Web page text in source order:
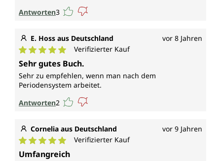
Antworten3
E. Hoss aus Deutschland vor 8 Jahren
Durchschnittliche Bewertung von 5 von 5 Sternen
Verifizierter Kauf
Sehr gutes Buch.
Sehr zu empfehlen, wenn man nach dem
Periodensystem arbeitet.
Antworten2
Cornelia aus Deutschland vor 9 Jahren
Durchschnittliche Bewertung von 5 von 5 Sternen
Verifizierter Kauf
Umfangreich